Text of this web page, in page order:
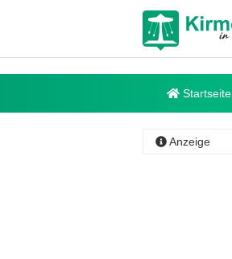
Startseite
Anzeige